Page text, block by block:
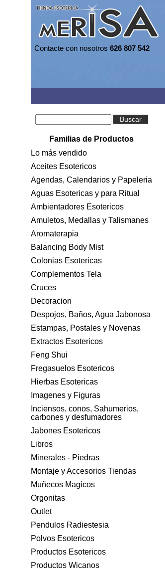
Contacte con nosotros 626 807 542
Buscar
Familias de Productos
Lo más vendido
Aceites Esotericos
Agendas, Calendarios y Papeleria
Aguas Esotericas y para Ritual
Ambientadores Esotericos
Amuletos, Medallas y Talismanes
Aromaterapia
Balancing Body Mist
Colonias Esotericas
Complementos Tela
Cruces
Decoracion
Despojos, Baños, Agua Jabonosa
Estampas, Postales y Novenas
Extractos Esotericos
Feng Shui
Fregasuelos Esotericos
Hierbas Esotericas
Imagenes y Figuras
Inciensos, conos, Sahumerios,
carbones y desfumadores
Jabones Esotericos
Libros
Minerales - Piedras
Montaje y Accesorios Tiendas
Muñecos Magicos
Orgonitas
Outlet
Pendulos Radiestesia
Polvos Esotericos
Productos Esotericos
Productos Wicanos